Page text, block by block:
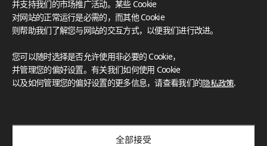
What These Certifications Mean
灵感画廊
并支持我们的市场推广活动。某些 Cookie
对网站的正常运行是必需的，而其他 Cookie
则帮助我们了解您与网站的交互方式，以便我们进行改进。
您可以随时选择是否允许使用非必要的 Cookie，
并管理您的偏好设置。有关我们如何使用 Cookie
以及如何管理您的偏好设置的更多信息，请查看我们的隐私政策.
全部接受